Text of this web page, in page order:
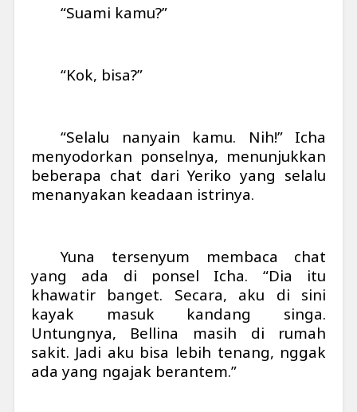
“Suami kamu?”
“Kok, bisa?”
“Selalu nanyain kamu. Nih!” Icha
menyodorkan ponselnya, menunjukkan
beberapa chat dari Yeriko yang selalu
menanyakan keadaan istrinya.
Yuna tersenyum membaca chat
yang ada di ponsel Icha. “Dia itu
khawatir banget. Secara, aku di sini
kayak masuk kandang singa.
Untungnya, Bellina masih di rumah
sakit. Jadi aku bisa lebih tenang, nggak
ada yang ngajak berantem.”